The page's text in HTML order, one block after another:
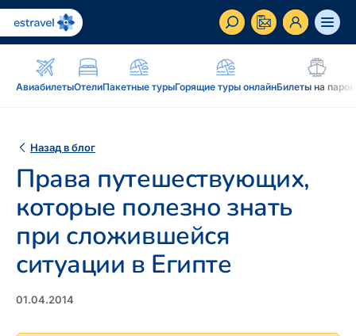
АвиабилетыОтелиПакетные турыГорящие туры онлайнБилеты на
RU EN
преимущества, услуги...
Вдохновение и блог
Блог, подкасты, журнал Traveller, новостная
Блог
Подкаст
Дополнение к путешествию
интернет-магазин: reisikaubad.ee, Airalo eSim...
Назад в блог
Права путешествующих,
которые полезно знать
при сложившейся
ситуации в Египте
01.04.2014